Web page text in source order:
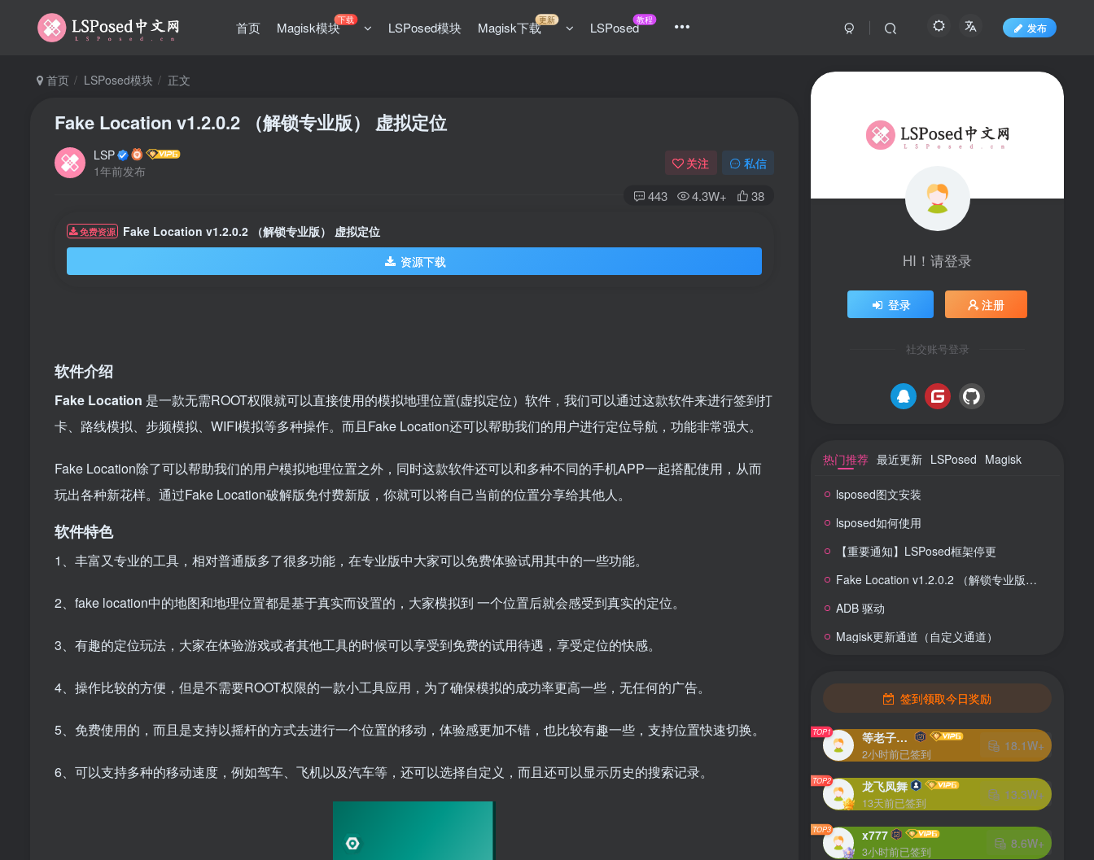
首页 Magisk模块下载 LSPosed模块 Magisk下载更新 LSPosed教程
发布
首页 LSPosed模块 正文
Fake Location v1.2.0.2 （解锁专业版） 虚拟定位
LSP
1年前发布
关注 私信
443 4.3W+ 38
免费资源
Fake Location v1.2.0.2 （解锁专业版） 虚拟定位
资源下载
软件介绍
Fake Location 是一款无需ROOT权限就可以直接使用的模拟地理位置(虚拟定位）软件，我们可以通过这款软件来进行签到打
卡、路线模拟、步频模拟、WIFI模拟等多种操作。而且Fake Location还可以帮助我们的用户进行定位导航，功能非常强大。
Fake Location除了可以帮助我们的用户模拟地理位置之外，同时这款软件还可以和多种不同的手机APP一起搭配使用，从而
玩出各种新花样。通过Fake Location破解版免付费新版，你就可以将自己当前的位置分享给其他人。
软件特色
1、丰富又专业的工具，相对普通版多了很多功能，在专业版中大家可以免费体验试用其中的一些功能。
2、fake location中的地图和地理位置都是基于真实而设置的，大家模拟到 一个位置后就会感受到真实的定位。
3、有趣的定位玩法，大家在体验游戏或者其他工具的时候可以享受到免费的试用待遇，享受定位的快感。
4、操作比较的方便，但是不需要ROOT权限的一款小工具应用，为了确保模拟的成功率更高一些，无任何的广告。
5、免费使用的，而且是支持以摇杆的方式去进行一个位置的移动，体验感更加不错，也比较有趣一些，支持位置快速切换。
6、可以支持多种的移动速度，例如驾车、飞机以及汽车等，还可以选择自定义，而且还可以显示历史的搜索记录。
HI！请登录
登录 注册
社交账号登录
热门推荐 最近更新 LSPosed Magisk
lsposed图文安装
lsposed如何使用
【重要通知】LSPosed框架停更
Fake Location v1.2.0.2 （解锁专业版） 虚拟定位
ADB 驱动
Magisk更新通道（自定义通道）
签到领取今日奖励
TOP1 等老子火了
2小时前已签到
18.1W+
TOP2 龙飞凤舞
13天前已签到
13.3W+
TOP3 x777
3小时前已签到
8.6W+